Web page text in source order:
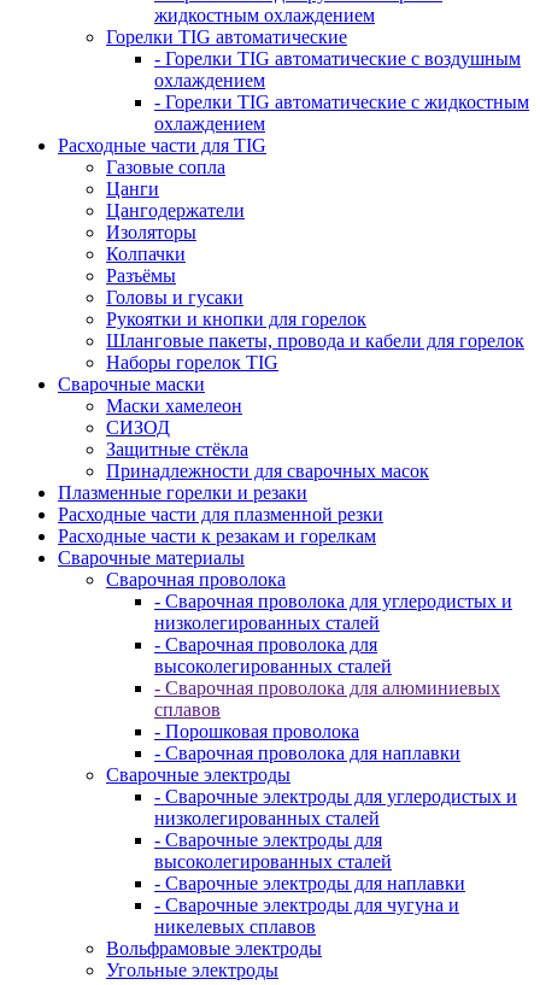
жидкостным охлаждением
Горелки TIG автоматические
- Горелки TIG автоматические с воздушным
охлаждением
- Горелки TIG автоматические с жидкостным
охлаждением
Расходные части для TIG
Газовые сопла
Цанги
Цангодержатели
Изоляторы
Колпачки
Разъёмы
Головы и гусаки
Рукоятки и кнопки для горелок
Шланговые пакеты, провода и кабели для горелок
Наборы горелок TIG
Сварочные маски
Маски хамелеон
СИЗОД
Защитные стёкла
Принадлежности для сварочных масок
Плазменные горелки и резаки
Расходные части для плазменной резки
Расходные части к резакам и горелкам
Сварочные материалы
Сварочная проволока
- Сварочная проволока для углеродистых и
низколегированных сталей
- Сварочная проволока для
высоколегированных сталей
- Сварочная проволока для алюминиевых
сплавов
- Порошковая проволока
- Сварочная проволока для наплавки
Сварочные электроды
- Сварочные электроды для углеродистых и
низколегированных сталей
- Сварочные электроды для
высоколегированных сталей
- Сварочные электроды для наплавки
- Сварочные электроды для чугуна и
никелевых сплавов
Вольфрамовые электроды
Угольные электроды